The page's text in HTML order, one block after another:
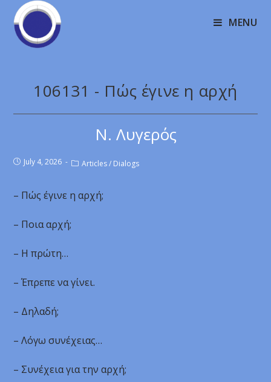
MENU
106131 - Πώς έγινε η αρχή
Ν. Λυγερός
July 4, 2026 Articles / Dialogs
– Πώς έγινε η αρχή;
– Ποια αρχή;
– Η πρώτη…
– Έπρεπε να γίνει.
– Δηλαδή;
– Λόγω συνέχειας…
– Συνέχεια για την αρχή;